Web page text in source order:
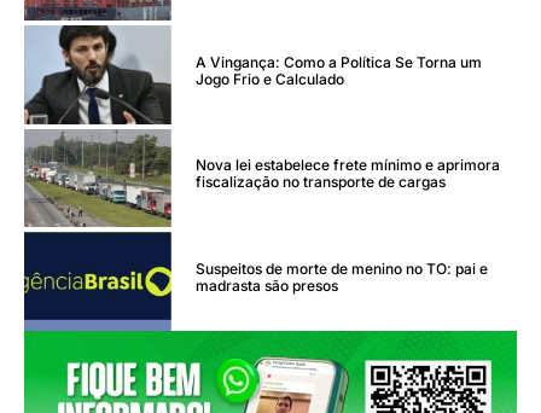
A Vingança: Como a Política Se Torna um
Jogo Frio e Calculado
Nova lei estabelece frete mínimo e aprimora
fiscalização no transporte de cargas
Suspeitos de morte de menino no TO: pai e
madrasta são presos